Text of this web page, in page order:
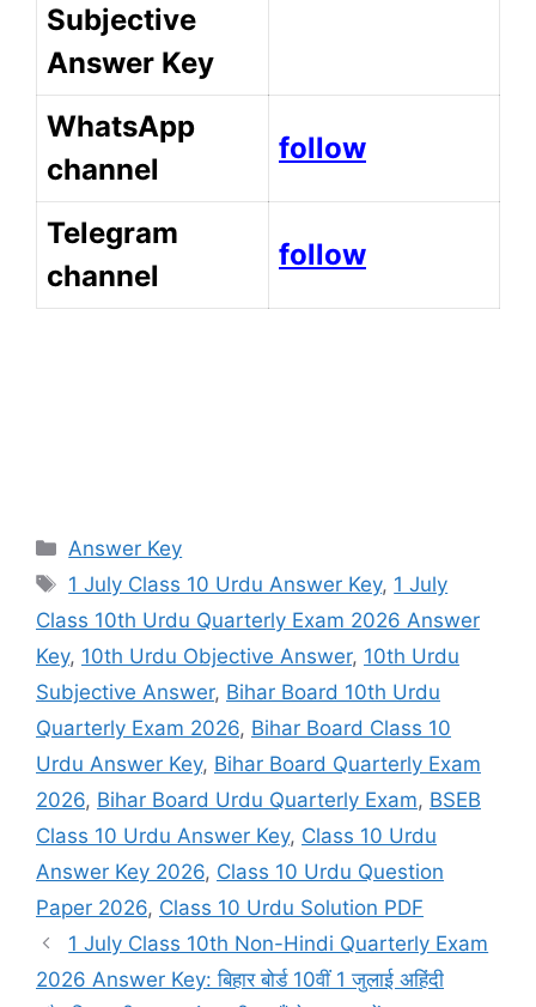
Subjective
Answer Key
WhatsApp
channel
follow
Telegram
channel
follow
Categories
Answer Key
Tags
1 July Class 10 Urdu Answer Key, 1 July
Class 10th Urdu Quarterly Exam 2026 Answer
Key, 10th Urdu Objective Answer, 10th Urdu
Subjective Answer, Bihar Board 10th Urdu
Quarterly Exam 2026, Bihar Board Class 10
Urdu Answer Key, Bihar Board Quarterly Exam
2026, Bihar Board Urdu Quarterly Exam, BSEB
Class 10 Urdu Answer Key, Class 10 Urdu
Answer Key 2026, Class 10 Urdu Question
Paper 2026, Class 10 Urdu Solution PDF
1 July Class 10th Non-Hindi Quarterly Exam
2026 Answer Key: बिहार बोर्ड 10वीं 1 जुलाई अहिंदी